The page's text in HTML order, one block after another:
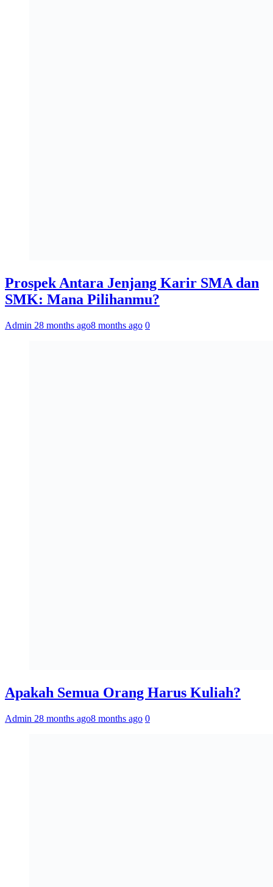
Prospek Antara Jenjang Karir SMA dan
SMK: Mana Pilihanmu?
Admin 28 months ago8 months ago 0
Apakah Semua Orang Harus Kuliah?
Admin 28 months ago8 months ago 0